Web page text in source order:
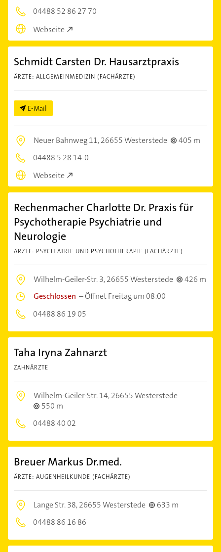
04488 52 86 27 70
Webseite
Schmidt Carsten Dr. Hausarztpraxis
ÄRZTE: ALLGEMEINMEDIZIN (FACHÄRZTE)
E-Mail
Neuer Bahnweg 11,26655 Westerstede
405 m
04488 5 28 14-0
Webseite
Rechenmacher Charlotte Dr. Praxis für
Psychotherapie Psychiatrie und
Neurologie
ÄRZTE: PSYCHIATRIE UND PSYCHOTHERAPIE (FACHÄRZTE)
Wilhelm-Geiler-Str. 3,26655 Westerstede
426 m
Geschlossen –Öffnet Freitag um 08:00
04488 86 19 05
Taha Iryna Zahnarzt
ZAHNÄRZTE
Wilhelm-Geiler-Str. 14,26655 Westerstede
550 m
04488 40 02
Breuer Markus Dr.med.
ÄRZTE: AUGENHEILKUNDE (FACHÄRZTE)
Lange Str. 38,26655 Westerstede
633 m
04488 86 16 86